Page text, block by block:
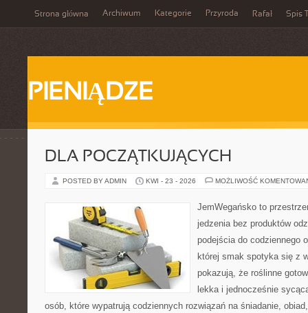
Strona główna Archiwum Kategorie Przyroda Rafał Spis
PIENIĄDZE
DLA POCZĄTKUJĄCYCH
POSTED BY ADMIN KWI - 23 - 2026 MOŻLIWOŚĆ
JemWegańsko to
jedzenia bez produktów
podejścia do codziennego
której smak spotyka się z
pokazują, że roślinne
lekka i jednocześnie
osób, które wypatrują codziennych rozwiązań na śniadanie,